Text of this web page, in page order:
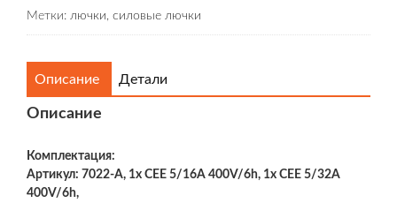
Метки: лючки, силовые лючки
Описание Детали
Описание
Комплектация:
Артикул: 7022-A, 1x CEE 5/16A 400V/6h, 1x CEE 5/32A
400V/6h,